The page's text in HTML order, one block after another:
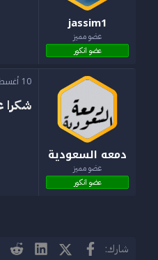
jassim1
عضو مميز
عضو انكور
دمعه السعودية
عضو مميز
عضو انكور
10 أغسطس 2025
شكرا
شارك: فيسبوكX (Twitter)